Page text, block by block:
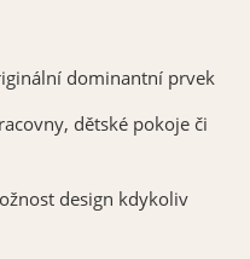
dominantní prvek
dětské pokoje či
design kdykoliv